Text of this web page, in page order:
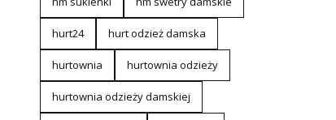
hurt24 hurt odzież damska
hurtownia hurtownia odzieży
hurtownia odzieży damskiej